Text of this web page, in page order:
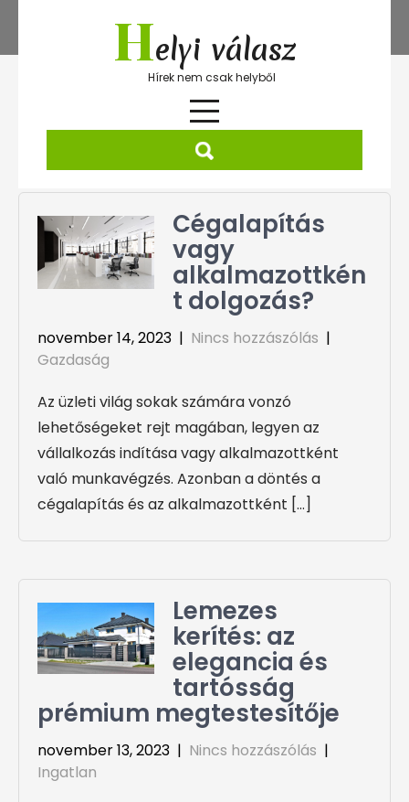
content
Helyi válasz
Hírek nem csak helyből
Cégalapítás
vagy
alkalmazottkén
t dolgozás?
november 14, 2023 | Nincs hozzászólás |
Gazdaság
Az üzleti világ sokak számára vonzó
lehetőségeket rejt magában, legyen az
vállalkozás indítása vagy alkalmazottként
való munkavégzés. Azonban a döntés a
cégalapítás és az alkalmazottként […]
Lemezes
kerítés: az
elegancia és
tartósság
prémium megtestesítője
november 13, 2023 | Nincs hozzászólás |
Ingatlan